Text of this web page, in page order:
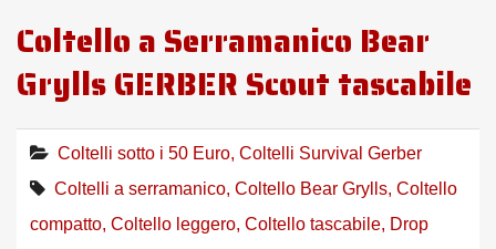
Coltello a Serramanico Bear
Grylls GERBER Scout tascabile
Coltelli sotto i 50 Euro, Coltelli Survival Gerber
Coltelli a serramanico, Coltello Bear Grylls, Coltello
compatto, Coltello leggero, Coltello tascabile, Drop